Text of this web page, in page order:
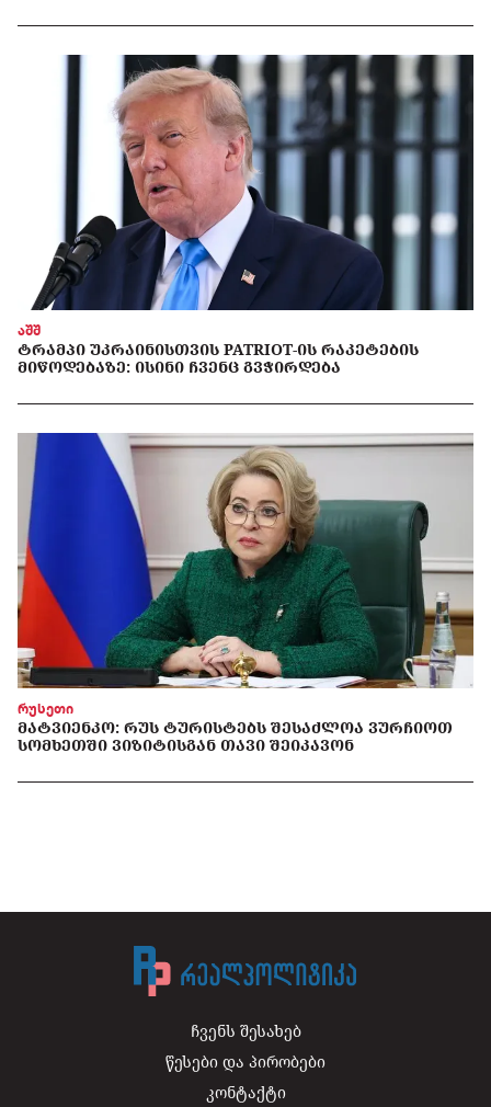
აშშ
ᲢᲠᲐᲛᲞᲘ ᲣᲙᲠᲐᲘᲜᲘᲡᲗᲕᲘᲡ PATRIOT-ᲘᲡ ᲠᲐᲙᲔᲢᲔᲑᲘᲡ
ᲛᲘᲬᲝᲓᲔᲑᲐᲖᲔ: ᲘᲡᲘᲜᲘ ᲩᲕᲔᲜᲪ ᲒᲕᲭᲘᲠᲓᲔᲑᲐ
რუსეთი
ᲛᲐᲢᲕᲘᲔᲜᲙᲝ: ᲠᲣᲡ ᲢᲣᲠᲘᲡᲢᲔᲑᲡ ᲨᲔᲡᲐᲫᲚᲝᲐ ᲕᲣᲠᲩᲘᲝᲗ
ᲡᲝᲛᲮᲔᲗᲨᲘ ᲕᲘᲖᲘᲢᲘᲡᲒᲐᲜ ᲗᲐᲕᲘ ᲨᲔᲘᲙᲐᲕᲝᲜ
ჩვენს შესახებ
წესები და პირობები
კონტაქტი